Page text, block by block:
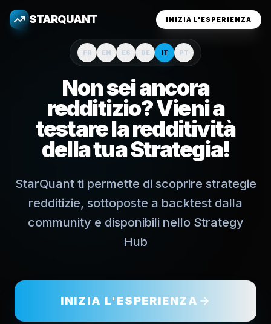
STARQUANT INIZIA L'ESPERIENZA
FR EN ES DE IT PT
Non sei ancora
redditizio? Vieni a
testare la redditività
della tua Strategia!
StarQuant ti permette di scoprire strategie
redditizie, sottoposte a backtest dalla
community e disponibili nello Strategy
Hub
INIZIA L'ESPERIENZA